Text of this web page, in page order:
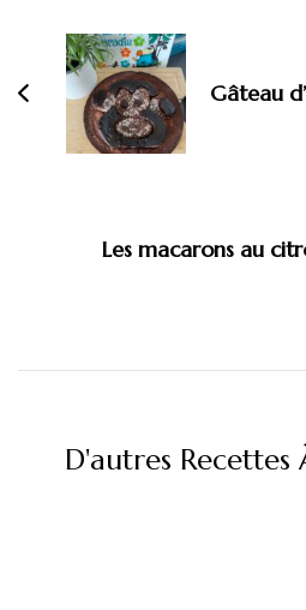
d'article
Gâteau
Les macarons au
D'autres Recettes